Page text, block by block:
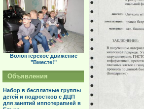
Волонтерское движение
"Вместе!"
Объявления
Набор в бесплатные группы
детей и подростков с ДЦП
для занятий иппотерапией в